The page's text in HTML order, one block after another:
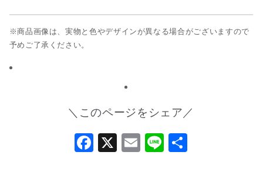
※商品画像は、実物と色やデザインが異なる場合がございますので
予めご了承ください。
＼このページをシェア／
Facebook
X Email
Line